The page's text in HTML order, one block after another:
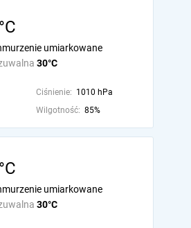
30°C
umiarkowane
Ciśnienie: 1010 hPa
Wilgotność: 85%
30°C
umiarkowane